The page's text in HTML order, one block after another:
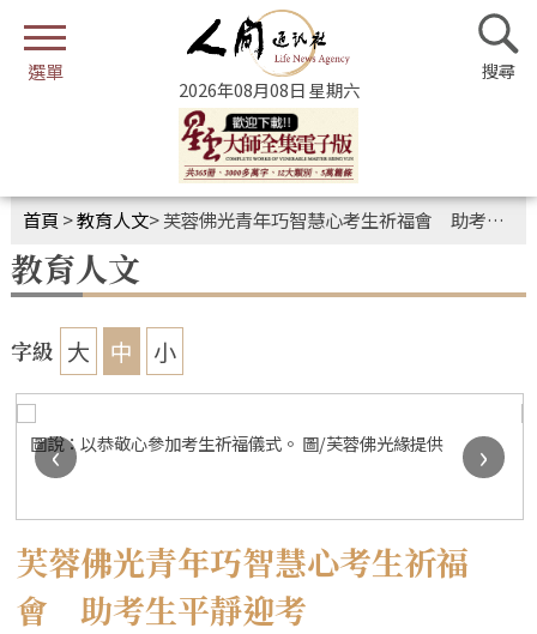
2026年08月08日 星期六
首頁 >教育人文>芙蓉佛光青年巧智慧心考生祈福會 助考生平靜迎考
教育人文
字級 大 中 小
圖說：以恭敬心參加考生祈福儀式。 圖/芙蓉佛光緣提供
‹ ›
芙蓉佛光青年巧智慧心考生祈福
會 助考生平靜迎考